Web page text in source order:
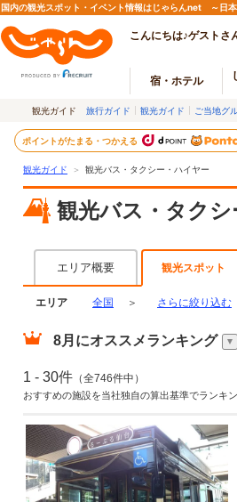
国内の観光スポット・イベント情報はじゃらんnet ～日
こんにちは♪ゲストさ
宿・ホテル
観光ガイド 旅行ガイド 観光ガイド ご当地グ
ポイントがたまる・つかえる
観光ガイド ＞ 観光バス・タクシー・ハイヤー
観光バス・タク
エリア概要 観光スポット
エリア 全国 ＞ さらに絞り込む
8月 にオススメランキング
1 - 30件 （全746件中）
おすすめの施設を当社独自の算出基準でランキ